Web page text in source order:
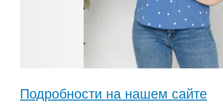
Подробности на нашем сайте